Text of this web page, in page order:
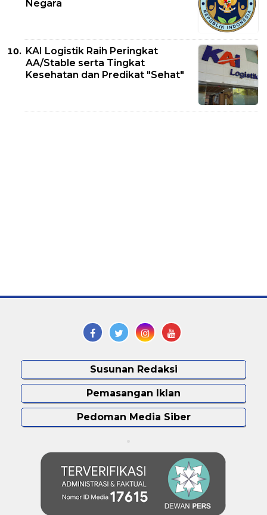
Negara
KAI Logistik Raih Peringkat
AA/Stable serta Tingkat
Kesehatan dan Predikat "Sehat"
Susunan Redaksi
Pemasangan Iklan
Pedoman Media Siber